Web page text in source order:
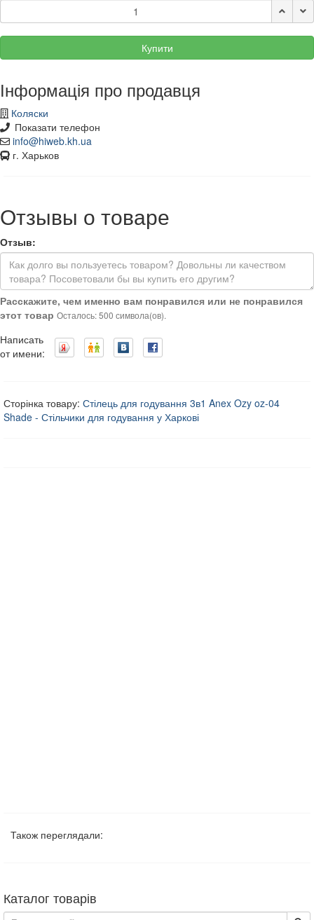
Купити
Інформація про продавця
Коляски
Показати телефон
info@hiweb.kh.ua
г. Харьков
Отзывы о товаре
Отзыв:
Расскажите, чем именно вам понравился или не понравился
этот товар Осталось: 500 символа(ов).
Написать
от имени:
Сторінка товару: Стілець для годування 3в1 Anex Ozy oz-04
Shade - Стільчики для годування у Харкові
Також переглядали:
Каталог товарів